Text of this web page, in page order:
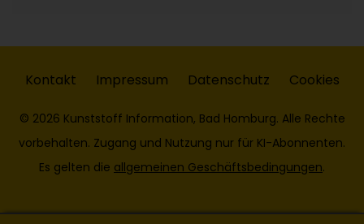
Kontakt Impressum Datenschutz Cookies
© 2026 Kunststoff Information, Bad Homburg. Alle Rechte
vorbehalten. Zugang und Nutzung nur für KI-Abonnenten.
Es gelten die allgemeinen Geschäftsbedingungen.